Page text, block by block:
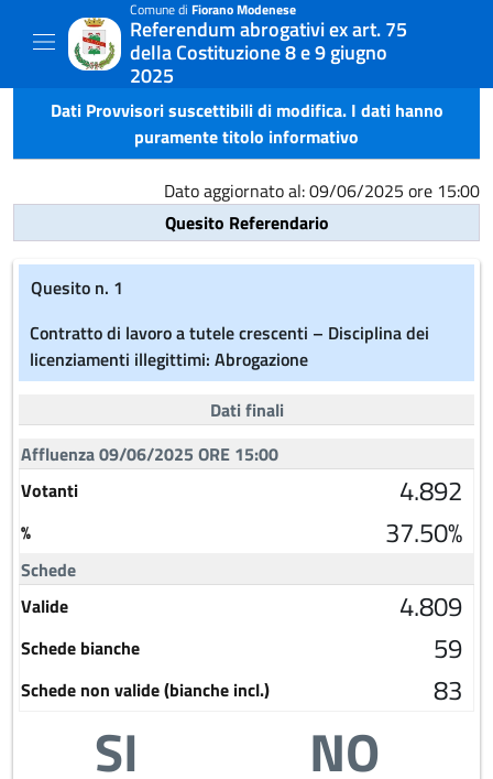
Comune di Fiorano Modenese
Referendum abrogativi ex art. 75
della Costituzione 8 e 9 giugno
2025
Dati Provvisori suscettibili di modifica. I dati hanno
puramente titolo informativo
Dato aggiornato al: 09/06/2025 ore 15:00
Quesito Referendario
Quesito n. 1
Contratto di lavoro a tutele crescenti – Disciplina dei
licenziamenti illegittimi: Abrogazione
Dati finali
Affluenza 09/06/2025 ORE 15:00
Votanti
4.892
% 37.50%
Schede
Valide
4.809
Schede bianche 59
Schede non valide (bianche incl.) 83
SI NO